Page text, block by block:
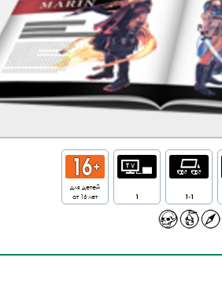
для детей
от 16 лет
1 1-1